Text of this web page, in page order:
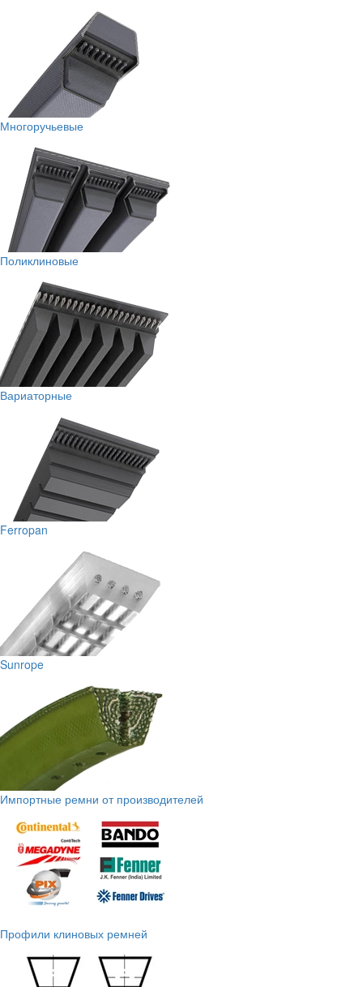
Многоручьевые
Поликлиновые
Вариаторные
Ferropan
Sunrope
Импортные ремни от производителей
Профили клиновых ремней